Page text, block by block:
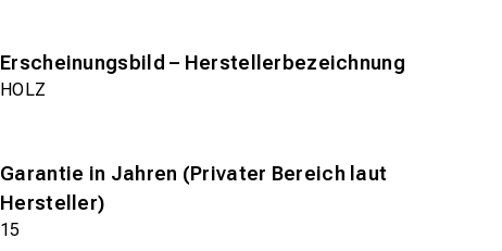
Erscheinungsbild – Herstellerbezeichnung
HOLZ
Garantie in Jahren (Privater Bereich laut
Hersteller)
15